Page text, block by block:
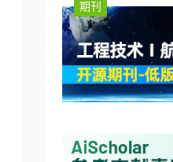
期刊